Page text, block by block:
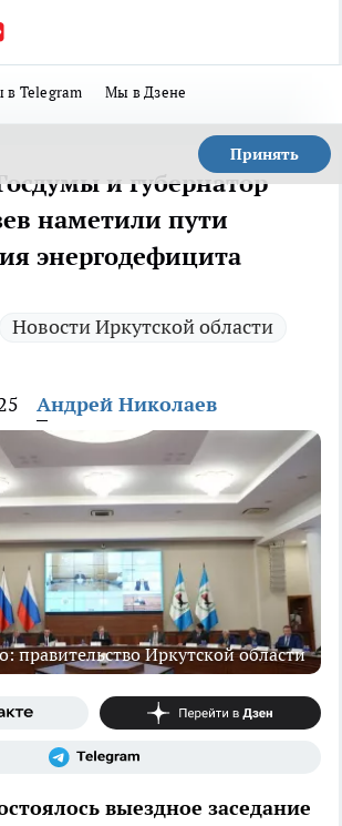
Telegram Мы в Дзене
Принять
и губернатор
наметили пути
энергодефицита
Новости Иркутской области
Андрей Николаев
правительство Иркутской области
выездное заседание